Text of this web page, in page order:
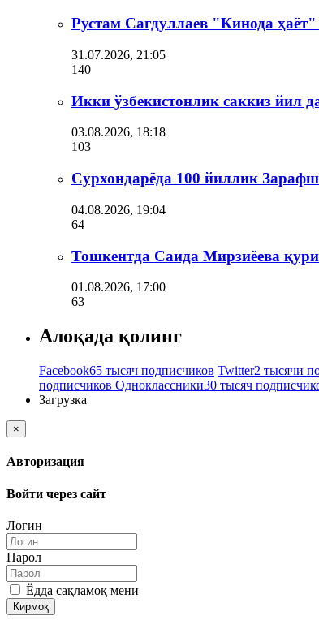
Рустам Сагдуллаев "Кинода
31.07.2026, 21:05
140
Икки ўзбекистонлик саккиз йил
03.08.2026, 18:18
103
Сурхондарёда 100 йиллик
04.08.2026, 19:04
64
Тошкентда Саида Мирзиёева
01.08.2026, 17:00
63
Алоқада қолинг
Facebook65 тысяч подписчиков Twitter2 тысячи
подписчиков Одноклассники30 тысяч
Загрузка
×
Авторизация
Войти через сайт
Логин
Парол
Ёдда сақламоқ мени